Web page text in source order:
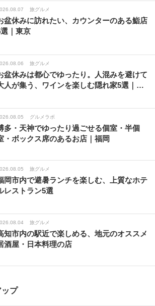
旅グルメ
盆休みに訪れたい、カウンターのある鮨店
｜東京
旅グルメ
盆休みは都心でゆったり。人混みを避けて
人が集う、ワインを楽しむ隠れ家5選｜…
グルメラボ
多・天神でゆったり過ごせる個室・半個
・ボックス席のあるお店｜福岡
旅グルメ
岡市内で避暑ランチを楽しむ、上質なホテ
レストラン5選
旅グルメ
知市内の駅近で楽しめる、地元のオススメ
酒屋・日本料理の店
プ